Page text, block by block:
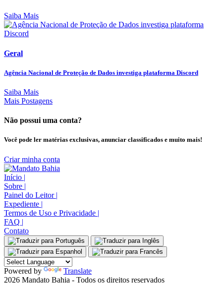
Saiba Mais
Geral
Agência Nacional de Proteção de Dados investiga plataforma Discord
Saiba Mais
Mais Postagens
Não possui uma conta?
Você pode ler matérias exclusivas, anunciar classificados e muito mais!
Criar minha conta
Início |
Sobre |
Painel do Leitor |
Expediente |
Termos de Uso e Privacidade |
FAQ |
Contato
Powered by
Translate
2026 Mandato Bahia - Todos os direitos reservados